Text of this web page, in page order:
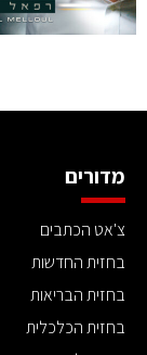
מדורים
צ'אט הכתבים
בחזית החדשות
בחזית הבריאות
בחזית הכלכלית